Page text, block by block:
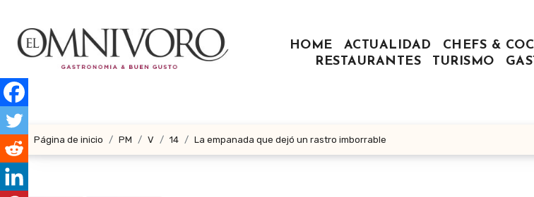
contenido
HOME ACTUALIDAD CHEFS &
RESTAURANTES
TURISMO
Página de inicio PM V 14 La empanada que dejó un rastro imborrable